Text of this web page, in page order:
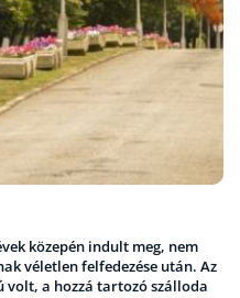
közepén indult meg, nem
véletlen felfedezése után. Az
volt, a hozzá tartozó szálloda